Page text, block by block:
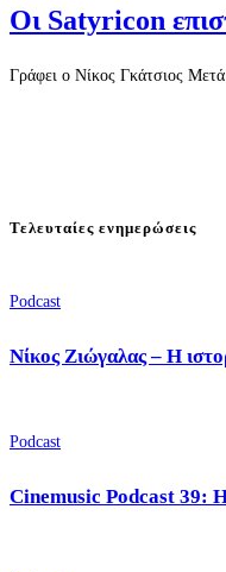
Οι Satyricon
Γράφει ο Νίκος Γκάτσιος
Τελευταίες ενημερώσεις
Podcast
Νίκος Ζιώγαλας – Η
Podcast
Cinemusic Podcast 39: Η